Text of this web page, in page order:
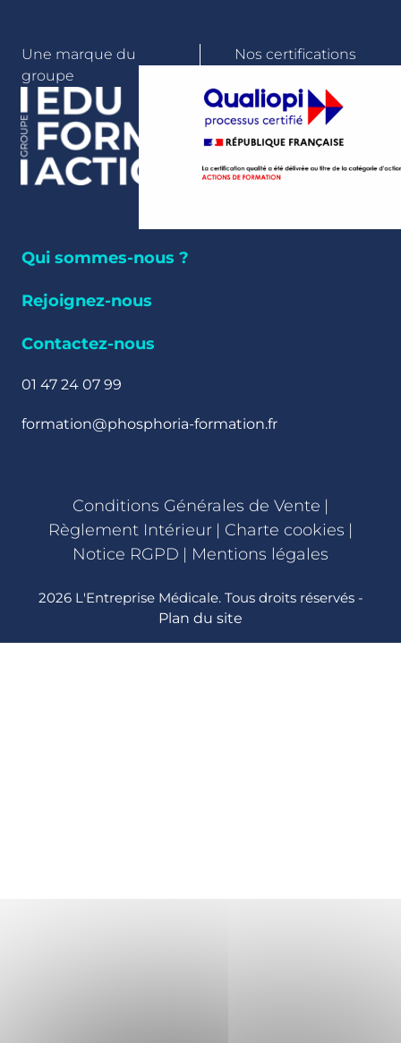
Une marque du
groupe
Nos certifications
Qui sommes-nous ?
Rejoignez-nous
Contactez-nous
01 47 24 07 99
formation@phosphoria-formation.fr
Conditions Générales de Vente |
Règlement Intérieur | Charte cookies |
Notice RGPD | Mentions légales
2026 L'Entreprise Médicale. Tous droits réservés -
Plan du site